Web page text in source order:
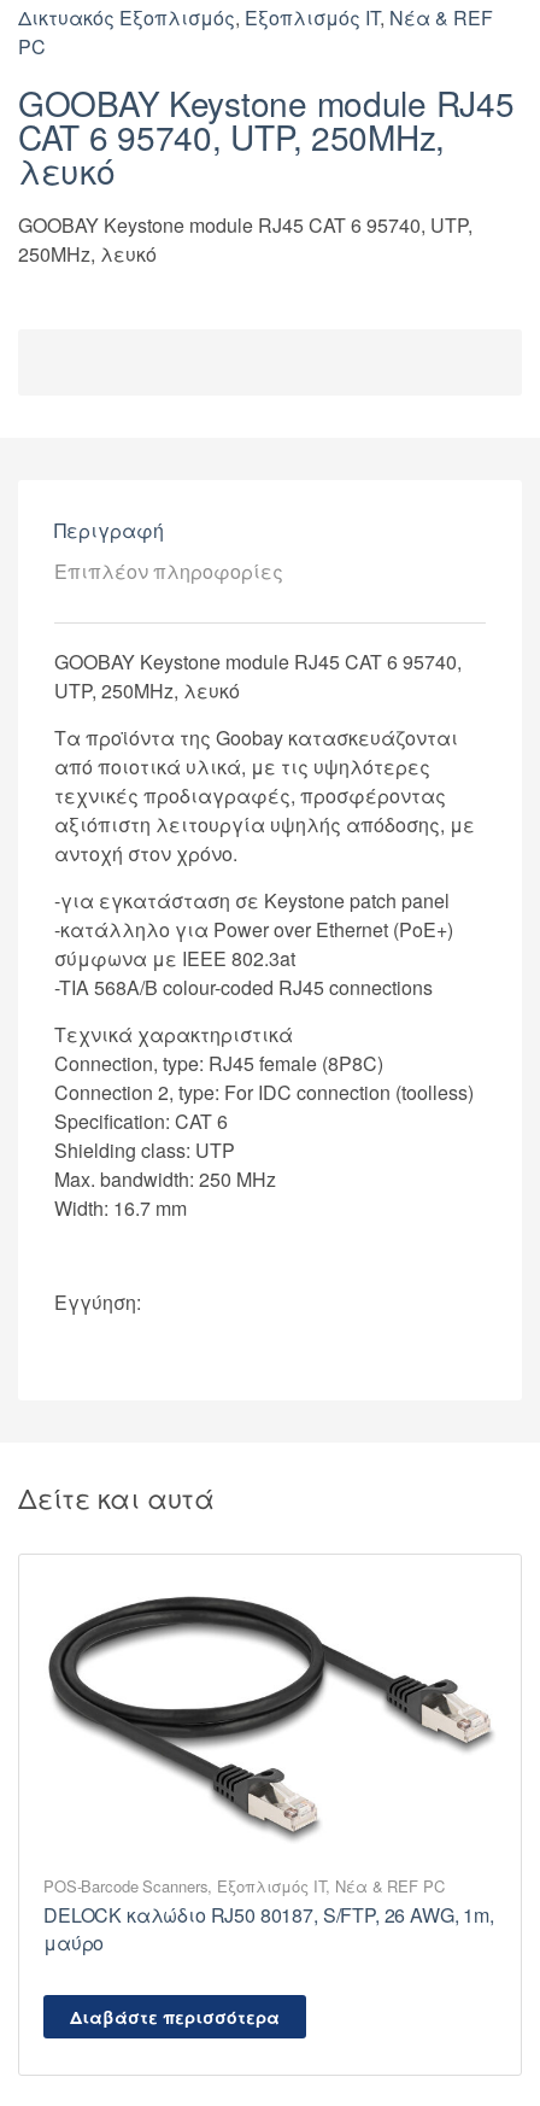
Δικτυακός Εξοπλισμός, Εξοπλισμός IT, Νέα & REF
PC
GOOBAY Keystone module RJ45
CAT 6 95740, UTP, 250MHz,
λευκό
GOOBAY Keystone module RJ45 CAT 6 95740, UTP,
250MHz, λευκό
Περιγραφή
Επιπλέον πληροφορίες
GOOBAY Keystone module RJ45 CAT 6 95740,
UTP, 250MHz, λευκό
Τα προϊόντα της Goobay κατασκευάζονται
από ποιοτικά υλικά, με τις υψηλότερες
τεχνικές προδιαγραφές, προσφέροντας
αξιόπιστη λειτουργία υψηλής απόδοσης, με
αντοχή στον χρόνο.
-για εγκατάσταση σε Keystone patch panel
-κατάλληλο για Power over Ethernet (PoE+)
σύμφωνα με IEEE 802.3at
-TIA 568A/B colour-coded RJ45 connections
Τεχνικά χαρακτηριστικά
Connection, type: RJ45 female (8P8C)
Connection 2, type: For IDC connection (toolless)
Specification: CAT 6
Shielding class: UTP
Max. bandwidth: 250 MHz
Width: 16.7 mm
Εγγύηση:
Δείτε και αυτά
POS-Barcode Scanners, Εξοπλισμός IT, Νέα & REF PC
DELOCK καλώδιο RJ50 80187, S/FTP, 26 AWG, 1m,
μαύρο
Διαβάστε περισσότερα